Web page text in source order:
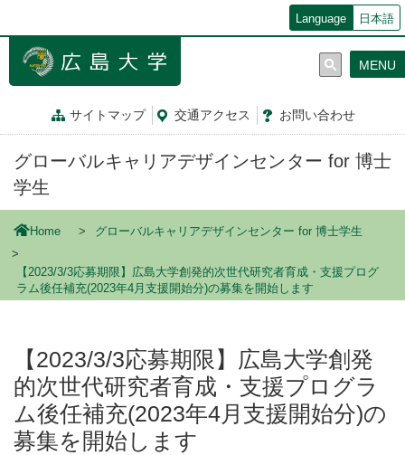
ン
Language 日本語
サイトマップ 交通アクセス お問い合わせ
MENU
グローバルキャリアデザインセンター for 博士
学生
Home グローバルキャリアデザインセンター for 博士学生
【2023/3/3応募期限】広島大学創発的次世代研究者育成・支援プログ
ラム後任補充(2023年4月支援開始分)の募集を開始します
【2023/3/3応募期限】広島大学創発
的次世代研究者育成・支援プログラ
ム後任補充(2023年4月支援開始分)の
募集を開始します